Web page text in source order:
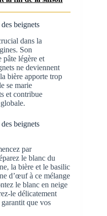
beignets
dans la
Son
pâte légère et
ne deviennent
bière apporte trop
se marie
et contribue
beignets
par
le blanc du
la bière et le basilic
d’œuf à ce mélange
le blanc en neige
le délicatement
que vos